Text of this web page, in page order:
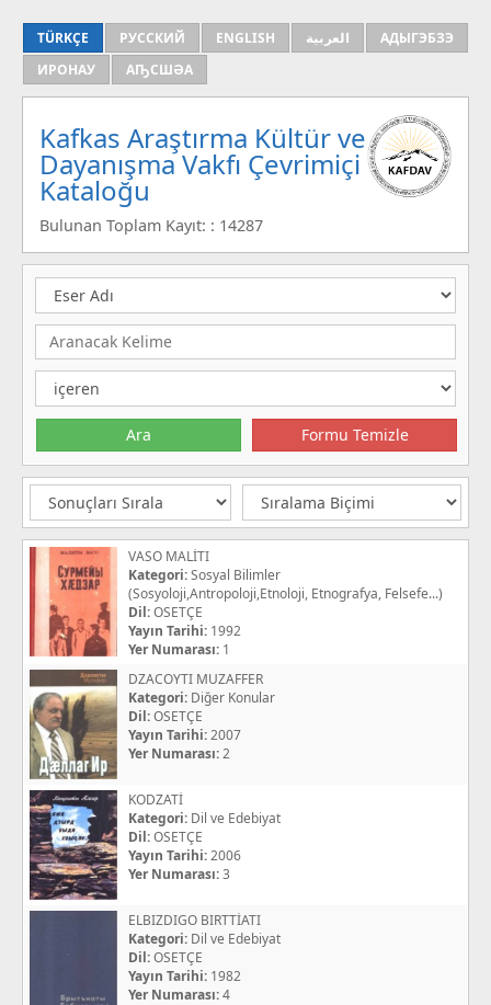
TÜRKÇE РУССКИЙ ENGLISH العربية
АДЫГЭБЗЭ
ИРОНАУ
АҦСШӘА
Kafkas Araştırma Kültür ve
Dayanışma Vakfı Çevrimiçi
Kataloğu
Bulunan Toplam Kayıt: : 14287
VASO MALİTI
Kategori:Sosyal Bilimler
(Sosyoloji,Antropoloji,Etnoloji, Etnografya, Felsefe...)
Dil:OSETÇE
Yayın Tarihi: 1992
Yer Numarası: 1
DZACOYTI MUZAFFER
Kategori: Diğer Konular
Dil:OSETÇE
Yayın Tarihi:2007
Yer Numarası:2
KODZATİ
Kategori: Dil ve Edebiyat
Dil:OSETÇE
Yayın Tarihi:2006
Yer Numarası:3
ELBIZDIGO BIRTTİATI
Kategori: Dil ve Edebiyat
Dil:OSETÇE
Yayın Tarihi: 1982
Yer Numarası:4